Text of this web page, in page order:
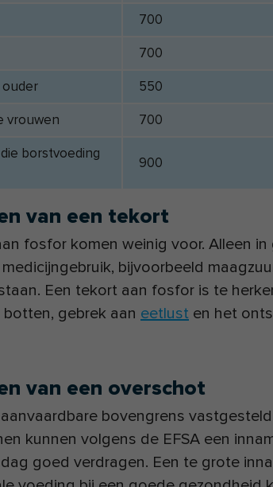
700
700
ouder
550
vrouwen
700
borstvoeding
900
van een tekort
fosfor komen weinig voor. Alleen in
bijvoorbeeld
Een tekort aan fosfor is te
gebrek aan eetlust en het
van een overschot
bovengrens
kunnen volgens de EFSA een
goed verdragen. Een te grote